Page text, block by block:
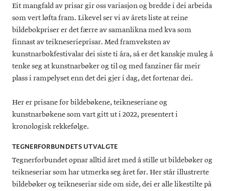
Eit mangfald av prisar gir oss variasjon og bredde i dei arbeida
som vert løfta fram. Likevel ser vi av årets liste at reine
bildebokpriser er det færre av samanlikna med kva som
finnast av teikneserieprisar. Med framveksten av
kunstnarbokfestivalar dei siste ti åra, så er det kanskje muleg å
tenke seg at kunstnarbøker og til og med fanziner får meir
plass i rampelyset enn det dei gjer i dag, det fortenar dei.
Her er prisane for bildebøkene, teikneseriane og
kunstnarbøkene som vart gitt ut i 2022, presentert i
kronologisk rekkefølge.
TEGNERFORBUNDETS UTVALGTE
Tegnerforbundet opnar alltid året med å stille ut bildebøker og
teikneseriar som har utmerka seg året før. Her står illustrerte
bildebøker og teikneseriar side om side, dei er alle likestilte på